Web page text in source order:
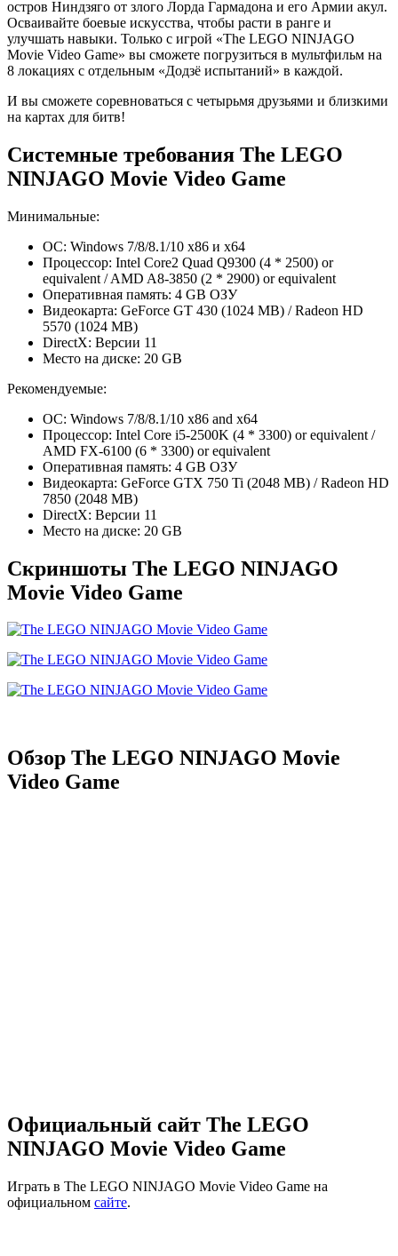
остров Ниндзяго от злого Лорда Гармадона и его Армии акул.
Осваивайте боевые искусства, чтобы расти в ранге и
улучшать навыки. Только с игрой «The LEGO NINJAGO
Movie Video Game» вы сможете погрузиться в мультфильм на
8 локациях с отдельным «Додзё испытаний» в каждой.
И вы сможете соревноваться с четырьмя друзьями и близкими
на картах для битв!
Системные требования The LEGO
NINJAGO Movie Video Game
Минимальные:
ОС: Windows 7/8/8.1/10 x86 и x64
Процессор: Intel Core2 Quad Q9300 (4 * 2500) or
equivalent / AMD A8-3850 (2 * 2900) or equivalent
Оперативная память: 4 GB ОЗУ
Видеокарта: GeForce GT 430 (1024 MB) / Radeon HD
5570 (1024 MB)
DirectX: Версии 11
Место на диске: 20 GB
Рекомендуемые:
ОС: Windows 7/8/8.1/10 x86 and x64
Процессор: Intel Core i5-2500K (4 * 3300) or equivalent /
AMD FX-6100 (6 * 3300) or equivalent
Оперативная память: 4 GB ОЗУ
Видеокарта: GeForce GTX 750 Ti (2048 MB) / Radeon HD
7850 (2048 MB)
DirectX: Версии 11
Место на диске: 20 GB
Скриншоты The LEGO NINJAGO
Movie Video Game
Обзор The LEGO NINJAGO Movie
Video Game
Официальный сайт The LEGO
NINJAGO Movie Video Game
Играть в The LEGO NINJAGO Movie Video Game на
официальном сайте.